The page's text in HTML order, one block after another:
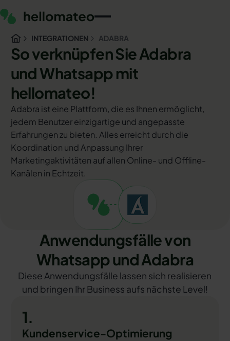
INTEGRATIONEN ADABRA
So verknüpfen Sie Adabra
und Whatsapp mit
hellomateo!
Adabra ist eine Plattform, die es Ihnen ermöglicht,
jedem Benutzer einzigartige und angepasste
Erfahrungen zu bieten. Alles erreicht durch die
Koordination und Anpassung Ihrer
Marketingaktivitäten auf allen Online- und Offline-
Kanälen in Echtzeit.
Anwendungsfälle von
Whatsapp und Adabra
Diese Anwendungsfälle lassen sich realisieren
und bringen Ihr Business aufs nächste Level!
1.
Kundenservice-Optimierung